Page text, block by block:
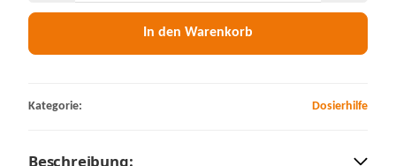
In den Warenkorb
Kategorie: Dosierhilfe
Beschreibung: